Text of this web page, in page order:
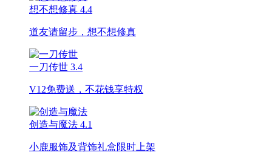
想不想修真 4.4
道友请留步，想不想修真
一刀传世 3.4
V12免费送，不花钱享特权
创造与魔法 4.1
小鹿服饰及背饰礼盒限时上架